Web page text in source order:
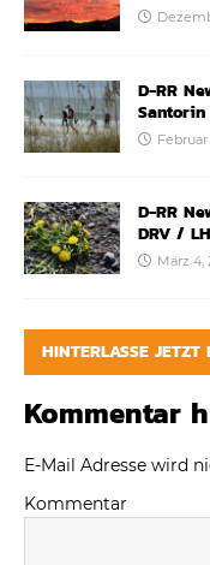
D-RR
Santorin
Februar
D-RR
DRV /
März 4,
HINTERLASSE
Kommentar
E-Mail Adresse wird
Kommentar